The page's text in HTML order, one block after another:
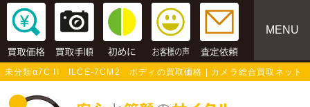
MENU
未分類α7C II ILCE-7CM2 ボディの買取価格 | カメラ総合買取ネット